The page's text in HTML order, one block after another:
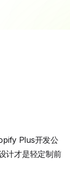
Plus开发公
计才是轻定制前